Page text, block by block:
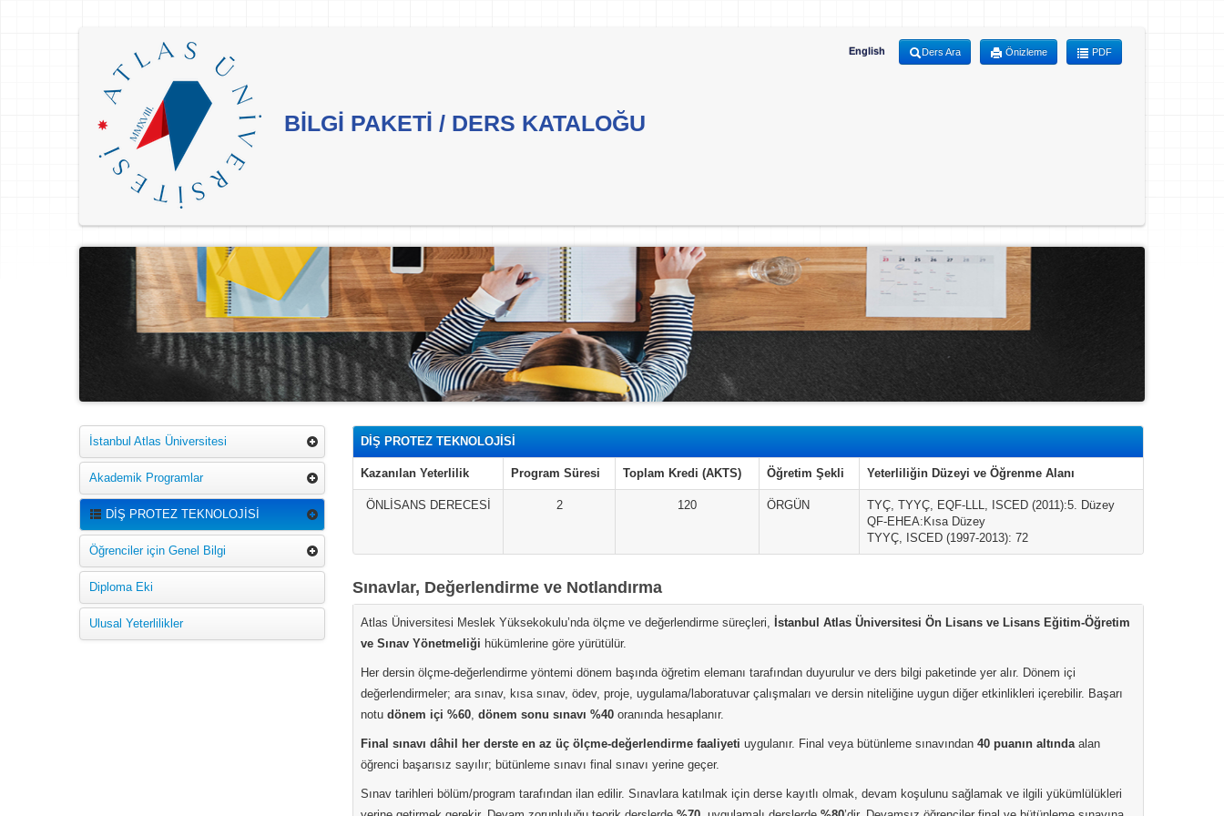
BİLGİ PAKETİ / DERS KATALOĞU
English Ders Ara Önizleme PDF
İstanbul Atlas Üniversitesi
Akademik Programlar
DİŞ PROTEZ TEKNOLOJİSİ
Öğrenciler için Genel Bilgi
Diploma Eki
Ulusal Yeterlilikler
DİŞ PROTEZ TEKNOLOJİSİ
Kazanılan Yeterlilik Program Süresi Toplam Kredi (AKTS) Öğretim Şekli Yeterliliğin Düzeyi ve Öğrenme Alanı
ÖNLİSANS DERECESİ 2 120 ÖRGÜN
TYÇ, TYYÇ, EQF-LLL, ISCED (2011):5. Düzey
QF-EHEA:Kısa Düzey
TYYÇ, ISCED (1997-2013): 72
Sınavlar, Değerlendirme ve Notlandırma
Atlas Üniversitesi Meslek Yüksekokulu’nda ölçme ve değerlendirme süreçleri, İstanbul Atlas Üniversitesi Ön Lisans ve Lisans Eğitim-Öğretim
ve Sınav Yönetmeliği hükümlerine göre yürütülür.
Her dersin ölçme-değerlendirme yöntemi dönem başında öğretim elemanı tarafından duyurulur ve ders bilgi paketinde yer alır. Dönem içi
değerlendirmeler; ara sınav, kısa sınav, ödev, proje, uygulama/laboratuvar çalışmaları ve dersin niteliğine uygun diğer etkinlikleri içerebilir. Başarı
notu dönem içi %60, dönem sonu sınavı %40 oranında hesaplanır.
Final sınavı dâhil her derste en az üç ölçme-değerlendirme faaliyeti uygulanır. Final veya bütünleme sınavından 40 puanın altındaalan
öğrenci başarısız sayılır; bütünleme sınavı final sınavı yerine geçer.
Sınav tarihleri bölüm/program tarafından ilan edilir. Sınavlara katılmak için derse kayıtlı olmak, devam koşulunu sağlamak ve ilgili yükümlülükleri